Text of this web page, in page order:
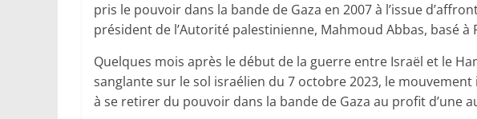
pris le pouvoir dans la bande de Gaza en 2007 à l’issue
président de l’Autorité palestinienne, Mahmoud Abbas, basé à
Quelques mois après le début de la guerre entre Israël et le
sanglante sur le sol israélien du 7 octobre 2023, le
à se retirer du pouvoir dans la bande de Gaza au profit d’une